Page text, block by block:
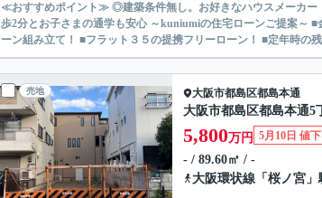
≪おすすめポイント≫ ◎建築条件無し。お好きなハウスメーカ
歩2分とお子さまの通学も安心 ～kuniumiの住宅ローンご提案～ ■金利優遇幅最大を目指せます！ ■ネット銀行の低水準金利！ ■自宅所有者の優位なロ
ーン組み立て！ ■フラット３５の提携フリーローン！ ■定年時の
売地 大阪市都島区都島本通
大阪市都島区都島本通5
5,800万円 5月10日 値
- / 89.60㎡ / -
大阪環状線 「 桜ノ宮